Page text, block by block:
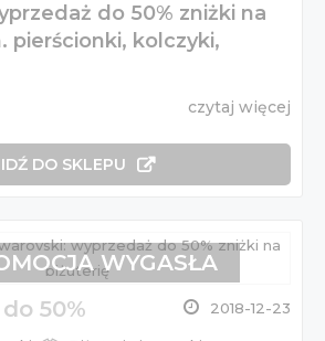
do 50% zniżki na
pierścionki, kolczyki,
czytaj więcej
IDŹ DO SKLEPU
50% 2018-12-23
WYGASŁA